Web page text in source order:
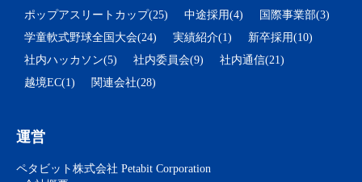
ポップアスリートカップ(25)
中途採用(4)
国際事業部(3)
学童軟式野球全国大会(24)
実績紹介(1)
新卒採用(10)
社内ハッカソン(5)
社内委員会(9)
社内通信(21)
越境EC(1)
関連会社(28)
運営
ペタビット株式会社 Petabit Corporation